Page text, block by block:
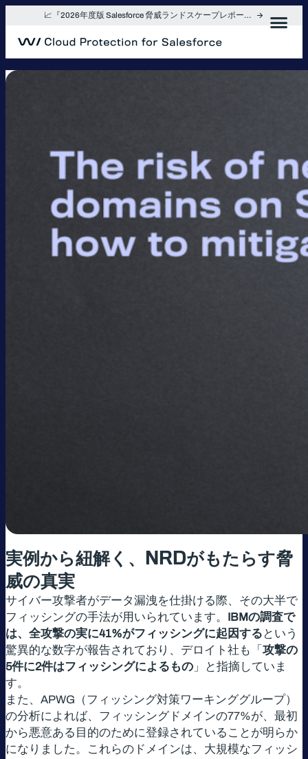
ス
キ
📈『2026年度版 Salesforce 脅威ランドスケープレポート』を入手
実例から紐解く、 NRDがもたらす脅
威の真実
サイバー攻撃者がデータ漏洩を仕掛ける際、その大半で
フィッシングの手法が用いられています。
IBMの調査で
は、全攻撃の実に41%がフィッシングに起因する という
驚異的な数字が報告されており、デロイト社も「 攻撃の
5件に2件はフィッシングによるもの 」と指摘していま
す。
また、APWG（フィッシング対策ワーキンググループ）
の分析によれば、フィッシングドメインの77%が、最初
から悪意ある目的のために登録されていることが明らか
になりました。これらのドメインは、大規模なフィッシ